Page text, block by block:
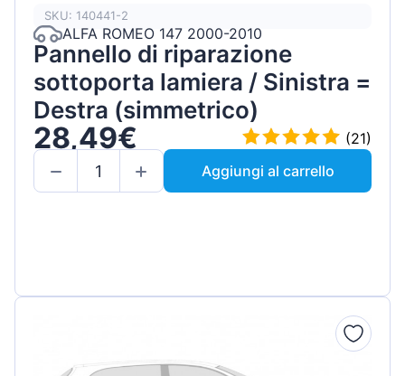
SKU: 140441-2
ALFA ROMEO 147 2000-2010
Pannello di riparazione
sottoporta lamiera / Sinistra =
Destra (simmetrico)
28,49€
(21)
Aggiungi al carrello